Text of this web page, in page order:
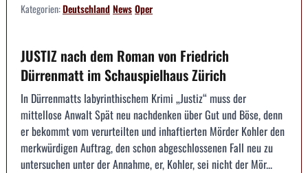
Kategorien:DeutschlandNewsOper
JUSTIZ nach dem Roman von Friedrich
Dürrenmatt im Schauspielhaus Zürich
In Dürrenmatts labyrinthischem Krimi „Justiz“ muss der
mittellose Anwalt Spät neu nachdenken über Gut und Böse, denn
er bekommt vom verurteilten und inhaftierten Mörder Kohler den
merkwürdigen Auftrag, den schon abgeschlossenen Fall neu zu
untersuchen unter der Annahme, er, Kohler, sei nicht der Mör...